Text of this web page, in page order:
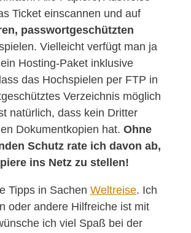
Ticket einscannen und auf
passwortgeschützten
Vielleicht verfügt man ja
Hosting-Paket inklusive
das Hochspielen per FTP in
Verzeichnis möglich
natürlich, dass kein Dritter
Dokumentkopien hat. Ohne
Schutz rate ich davon ab,
ins Netz zu stellen!
Tipps in Sachen Weltreise. Ich
oder andere Hilfreiche ist mit
ich viel Spaß bei der